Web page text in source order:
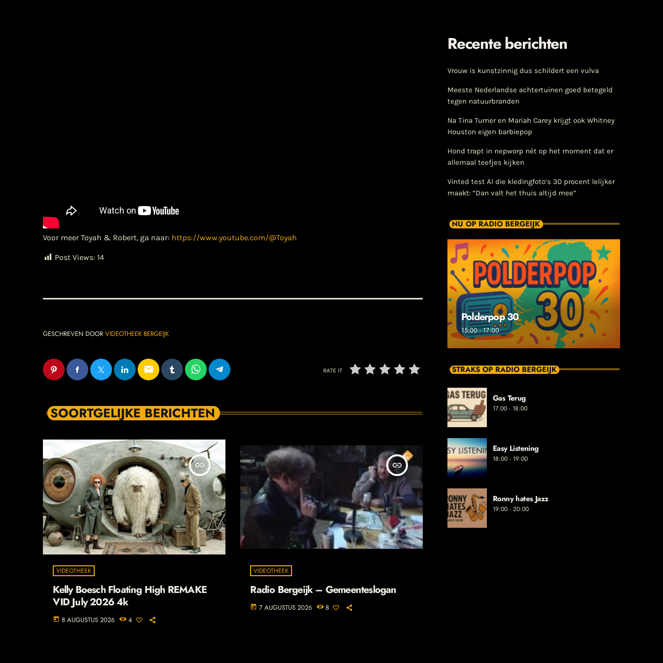
Voor meer Toyah & Robert, ga naar: https://www.youtube.com/@Toyah
Post Views: 14
GESCHREVEN DOOR VIDEOTHEEK BERGEIJK
email RATE IT
SOORTGELIJKE BERICHTEN
insert_link
VIDEOTHEEK
Kelly Boesch Floating High REMAKE
VID July 2026 4k
today 8 AUGUSTUS 2026 4
insert_link
VIDEOTHEEK
Radio Bergeijk – Gemeenteslogan
today 7 AUGUSTUS 2026 8
Recente berichten
Vrouw is kunstzinnig dus schildert een vulva
Meeste Nederlandse achtertuinen goed betegeld
tegen natuurbranden
Na Tina Turner en Mariah Carey krijgt ook Whitney
Houston eigen barbiepop
Hond trapt in nepworp nét op het moment dat er
allemaal teefjes kijken
Vinted test AI die kledingfoto’s 30 procent lelijker
maakt: “Dan valt het thuis altijd mee”
NU OP RADIO BERGEIJK
Polderpop 30
15:00 - 17:00
STRAKS OP RADIO BERGEIJK
Gas Terug
17:00 - 18:00
Easy Listening
18:00 - 19:00
Ronny hates Jazz
19:00 - 20:00